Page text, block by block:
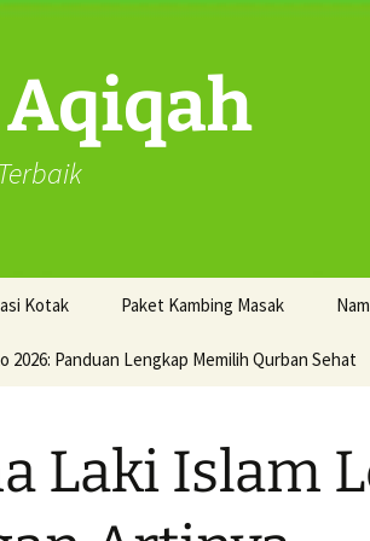
Kotak Paket Kambing Masak
2026: Panduan Lengkap Memilih Qurban Sehat
Laki Islam